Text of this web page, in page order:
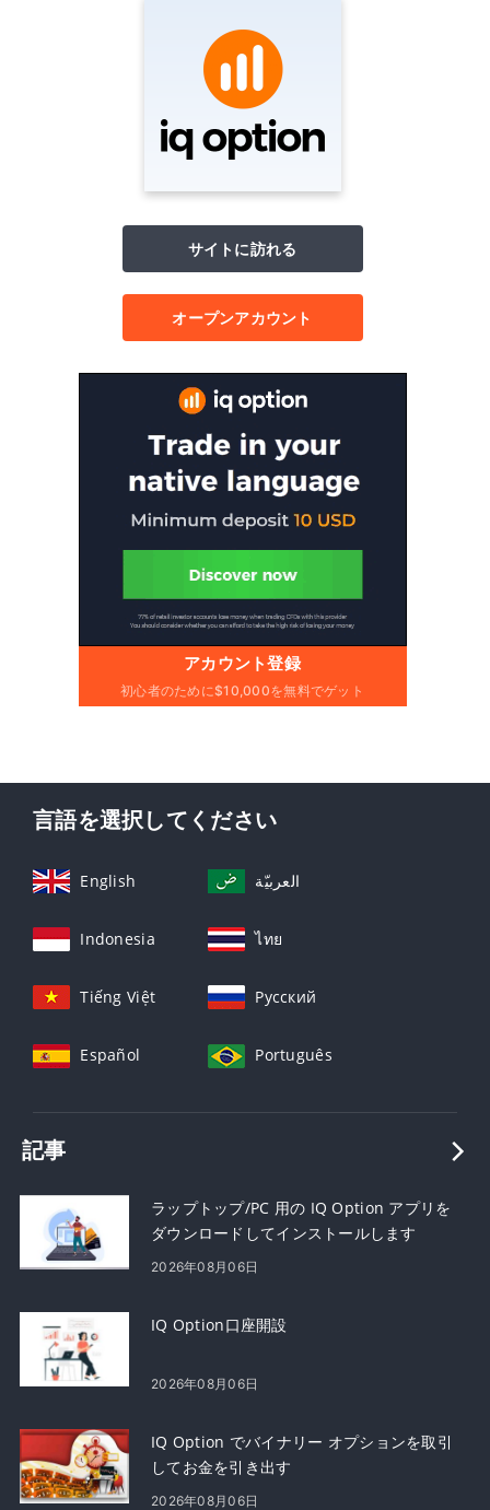
サイトに訪れる
オープンアカウント
アカウント登録
初心者のために$10,000を無料でゲット
言語を選択してください
English العربيّة
Indonesia ไทย
Tiếng Việt Русский
Español Português
記事
ラップトップ/PC 用の IQ Option アプリを
ダウンロードしてインストールします
(Windows、macOS)
2026年08月06日
IQ Option口座開設
2026年08月06日
IQ Option でバイナリー オプションを取引
してお金を引き出す
2026年08月06日